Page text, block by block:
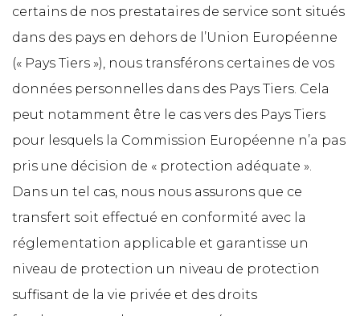
certains de nos prestataires de service sont situés
dans des pays en dehors de l’Union Européenne
(« Pays Tiers »), nous transférons certaines de vos
données personnelles dans des Pays Tiers. Cela
peut notamment être le cas vers des Pays Tiers
pour lesquels la Commission Européenne n’a pas
pris une décision de « protection adéquate ».
Dans un tel cas, nous nous assurons que ce
transfert soit effectué en conformité avec la
réglementation applicable et garantisse un
niveau de protection un niveau de protection
suffisant de la vie privée et des droits